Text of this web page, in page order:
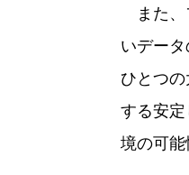
また、
いデー
ひとつ
する安
境の可能